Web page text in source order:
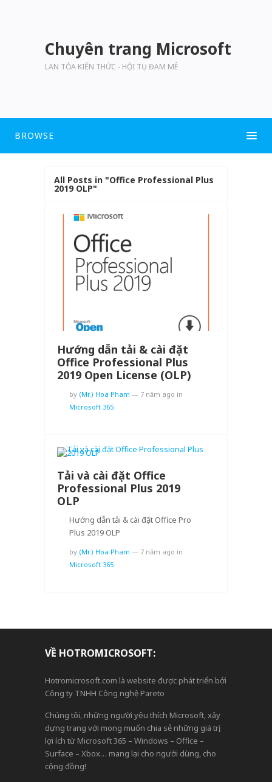
Chuyên trang Microsoft
LAN TỎA KIẾN THỨC - HỘI TỤ ĐAM MÊ
BROWSE
All Posts in "Office Professional Plus
2019 OLP"
Hướng dẫn tải & cài đặt
Office Professional Plus
2019 Open License (OLP)
by (Mr.) Hoa Pham — 7 năm ago in
Microsoft 365
Tải và cài đặt Office
Professional Plus 2019
OLP
Hướng dẫn tải & cài đặt Office Pro
Plus 2019 OLP
by (Mr.) Hoa Pham — 7 năm ago in
Microsoft 365
VỀ HOTROMICROSOFT:
Hotromicrosoft.com là website được phát triển bởi
Công ty TNHH Công nghệ Pareto
Chúng tôi, những người yêu thích Microsoft, xây
dựng trang với mong muốn chia sẻ những giá trị,
lợi ích từ Microsoft 365 – Windows – Office –
Surface – Xbox… mang lại cho người dùng, cho
cộng đồng!